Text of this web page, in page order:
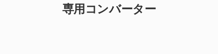
専用コンバーター